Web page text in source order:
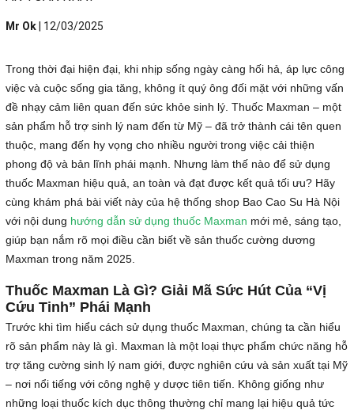
Mr Ok 12/03/2025
Trong thời đại hiện đại, khi nhịp sống ngày càng hối hả, áp lực công
việc và cuộc sống gia tăng, không ít quý ông đối mặt với những vấn
đề nhạy cảm liên quan đến sức khỏe sinh lý. Thuốc Maxman – một
sản phẩm hỗ trợ sinh lý nam đến từ Mỹ – đã trở thành cái tên quen
thuộc, mang đến hy vọng cho nhiều người trong việc cải thiện
phong độ và bản lĩnh phái mạnh. Nhưng làm thế nào để sử dụng
thuốc Maxman hiệu quả, an toàn và đạt được kết quả tối ưu? Hãy
cùng khám phá bài viết này của hệ thống shop Bao Cao Su Hà Nội
với nội dung hướng dẫn sử dụng thuốc Maxman mới mẻ, sáng tạo,
giúp bạn nắm rõ mọi điều cần biết về sản thuốc cường dương
Maxman trong năm 2025.
Thuốc Maxman Là Gì? Giải Mã Sức Hút Của “Vị
Cứu Tinh” Phái Mạnh
Trước khi tìm hiểu cách sử dụng thuốc Maxman, chúng ta cần hiểu
rõ sản phẩm này là gì. Maxman là một loại thực phẩm chức năng hỗ
trợ tăng cường sinh lý nam giới, được nghiên cứu và sản xuất tại Mỹ
– nơi nổi tiếng với công nghệ y dược tiên tiến. Không giống như
những loại thuốc kích dục thông thường chỉ mang lại hiệu quả tức